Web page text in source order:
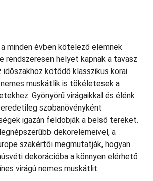
minden évben kötelező elemnek
rendszeresen helyet kapnak a tavasz
időszakhoz kötődő klasszikus korai
muskátlik is tökéletesek a
Gyönyörű virágaikkal és élénk
szobanövényként
igazán feldobják a belső tereket.
dekorelemeivel, a
szakértői megmutatják, hogyan
dekorációba a könnyen elérhető
virágú nemes muskátlit.